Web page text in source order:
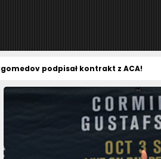
podpisał kontrakt z ACA!